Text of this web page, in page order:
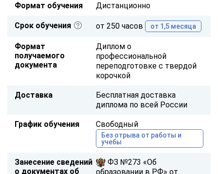
Формат обучения Дистанционно
Срок обучения от 250 часов от 1,5 месяца
Формат
получаемого
документа
Диплом о
профессиональной
переподготовке с твердой
корочкой
Доставка
Бесплатная доставка
диплома по всей России
График обучения Свободный
Без отрыва от работы и
учебы
Занесение сведений
о документах об
ФЗ №273 «Об
образовании в РФ» от